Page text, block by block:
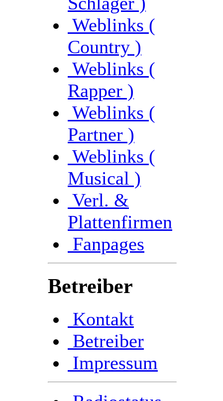
Weblinks (
Country )
Weblinks (
Rapper )
Weblinks (
Partner )
Weblinks (
Musical )
Verl. &
Plattenfirmen
Fanpages
Betreiber
Kontakt
Betreiber
Impressum